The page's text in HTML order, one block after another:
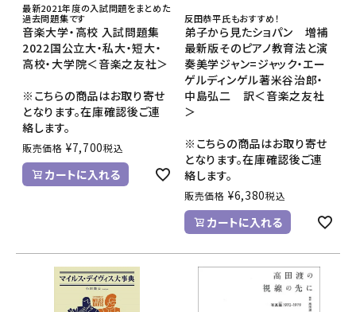
最新2021年度の入試問題をまとめた
過去問題集です
音楽大学・高校 入試問題集
2022国公立大・私大・短大・
高校・大学院＜音楽之友社＞
※こちらの商品はお取り寄せ
となります。在庫確認後ご連
絡します。
販売価格 ¥7,700税込
カートに入れる
反田恭平氏もおすすめ！
弟子から見たショパン 増補
最新版そのピアノ教育法と演
奏美学ジャン=ジャック・エー
ゲルディンゲル著米谷治郎・
中島弘二 訳＜音楽之友社
＞
※こちらの商品はお取り寄せ
となります。在庫確認後ご連
絡します。
販売価格 ¥6,380税込
カートに入れる